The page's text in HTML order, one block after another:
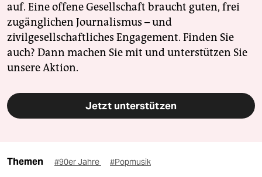
auf. Eine offene Gesellschaft braucht guten, frei
zugänglichen Journalismus – und
zivilgesellschaftliches Engagement. Finden Sie
auch? Dann machen Sie mit und unterstützen Sie
unsere Aktion.
Jetzt unterstützen
Themen #90er Jahre #Popmusik